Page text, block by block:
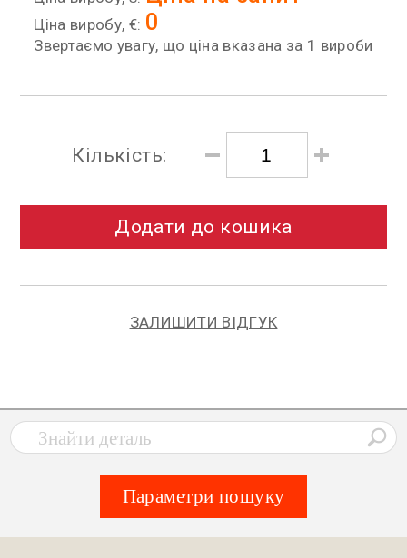
Ціна виробу, €: 0
Звертаємо увагу, що ціна вказана за 1 вироби
Кількість:
Додати до кошика
ЗАЛИШИТИ ВІДГУК
Параметри пошуку